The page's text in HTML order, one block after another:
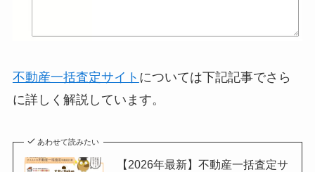
不動産一括査定サイト については下記記事でさら
に詳しく解説しています。
あわせて読みたい
【2026年最新】不動産一括査定サ